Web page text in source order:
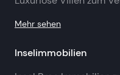
Mehr sehen
Inselimmobilien